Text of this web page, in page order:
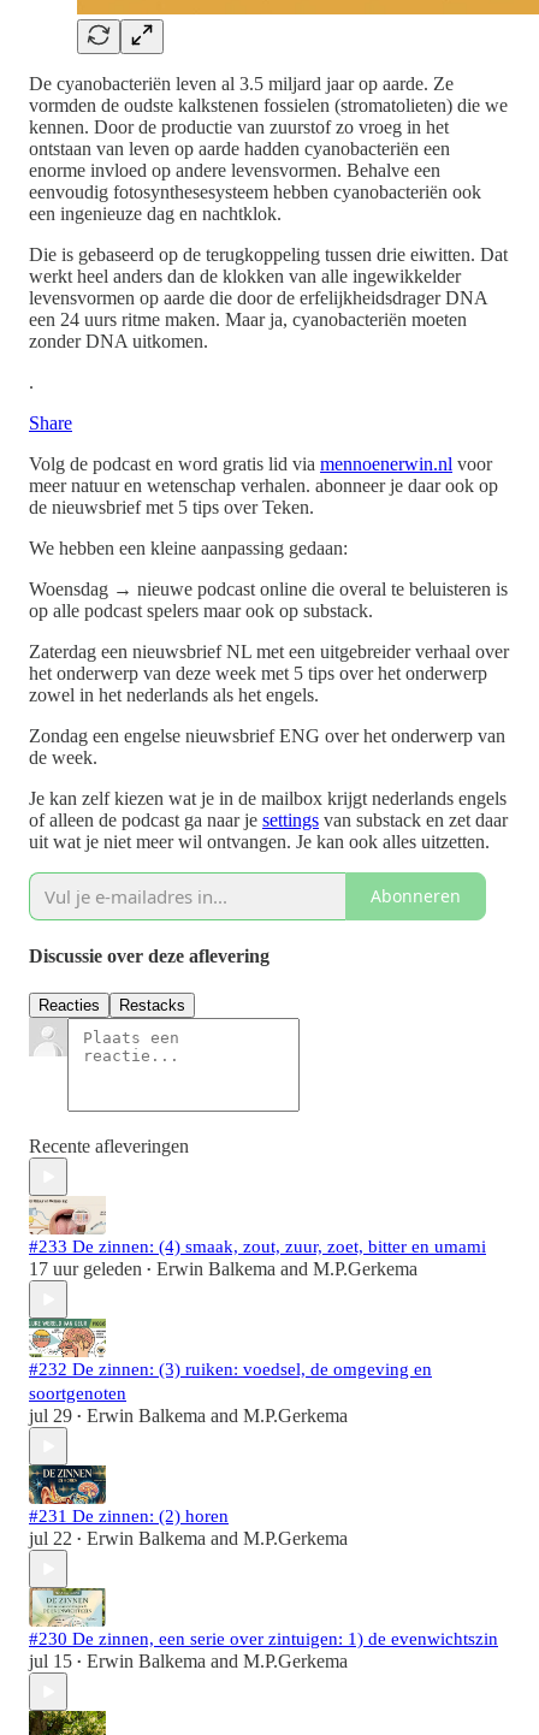
De cyanobacteriën leven al 3.5 miljard jaar op aarde. Ze
vormden de oudste kalkstenen fossielen (stromatolieten) die we
kennen. Door de productie van zuurstof zo vroeg in het
ontstaan van leven op aarde hadden cyanobacteriën een
enorme invloed op andere levensvormen. Behalve een
eenvoudig fotosynthesesysteem hebben cyanobacteriën ook
een ingenieuze dag en nachtklok.
Die is gebaseerd op de terugkoppeling tussen drie eiwitten. Dat
werkt heel anders dan de klokken van alle ingewikkelder
levensvormen op aarde die door de erfelijkheidsdrager DNA
een 24 uurs ritme maken. Maar ja, cyanobacteriën moeten
zonder DNA uitkomen.
.
Share
Volg de podcast en word gratis lid via mennoenerwin.nl voor
meer natuur en wetenschap verhalen. abonneer je daar ook op
de nieuwsbrief met 5 tips over Teken.
We hebben een kleine aanpassing gedaan:
Woensdag → nieuwe podcast online die overal te beluisteren is
op alle podcast spelers maar ook op substack.
Zaterdag een nieuwsbrief NL met een uitgebreider verhaal over
het onderwerp van deze week met 5 tips over het onderwerp
zowel in het nederlands als het engels.
Zondag een engelse nieuwsbrief ENG over het onderwerp van
de week.
Je kan zelf kiezen wat je in de mailbox krijgt nederlands engels
of alleen de podcast ga naar je settings van substack en zet daar
uit wat je niet meer wil ontvangen. Je kan ook alles uitzetten.
Abonneren
Discussie over deze aflevering
Reacties Restacks
Recente afleveringen
#233 De zinnen: (4) smaak, zout, zuur, zoet, bitter en umami
17 uur geleden • Erwin Balkema and M.P.Gerkema
#232 De zinnen: (3) ruiken: voedsel, de omgeving en
soortgenoten
jul 29 • Erwin Balkema and M.P.Gerkema
#231 De zinnen: (2) horen
jul 22 • Erwin Balkema and M.P.Gerkema
#230 De zinnen, een serie over zintuigen: 1) de evenwichtszin
jul 15 • Erwin Balkema and M.P.Gerkema